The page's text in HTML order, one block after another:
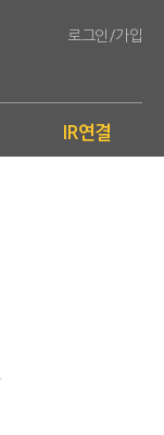
로그인/가입
IR연결